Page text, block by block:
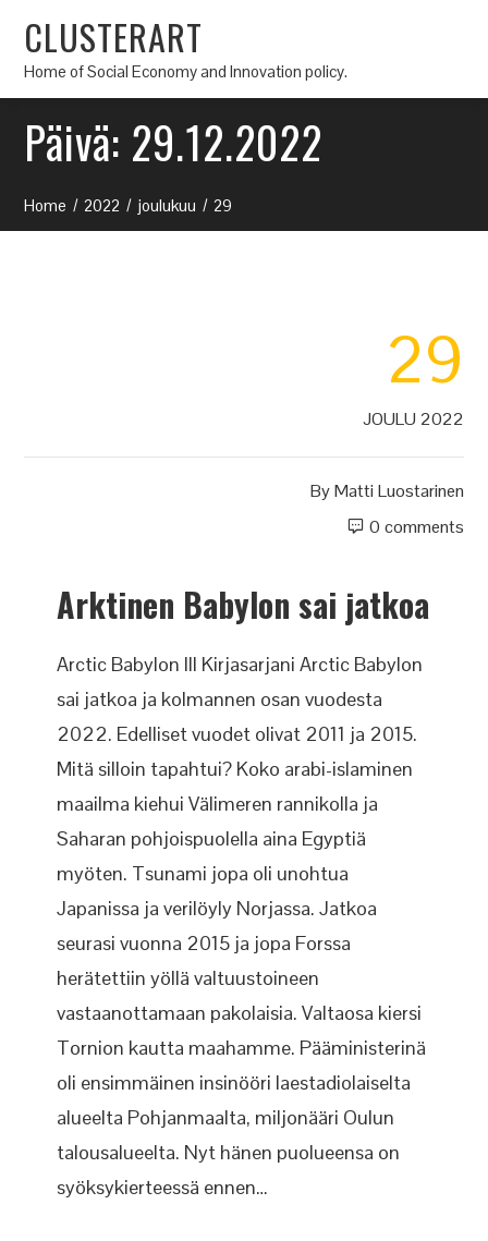
CLUSTERART
Home of Social Economy and Innovation policy.
Päivä: 29.12.2022
Home 2022 joulukuu 29
29
JOULU 2022
ByMatti Luostarinen
0 comments
Arktinen Babylon sai jatkoa
Arctic Babylon III Kirjasarjani Arctic Babylon
sai jatkoa ja kolmannen osan vuodesta
2022. Edelliset vuodet olivat 2011 ja 2015.
Mitä silloin tapahtui? Koko arabi-islaminen
maailma kiehui Välimeren rannikolla ja
Saharan pohjoispuolella aina Egyptiä
myöten. Tsunami jopa oli unohtua
Japanissa ja verilöyly Norjassa. Jatkoa
seurasi vuonna 2015 ja jopa Forssa
herätettiin yöllä valtuustoineen
vastaanottamaan pakolaisia. Valtaosa kiersi
Tornion kautta maahamme. Pääministerinä
oli ensimmäinen insinööri laestadiolaiselta
alueelta Pohjanmaalta, miljonääri Oulun
talousalueelta. Nyt hänen puolueensa on
syöksykierteessä ennen…